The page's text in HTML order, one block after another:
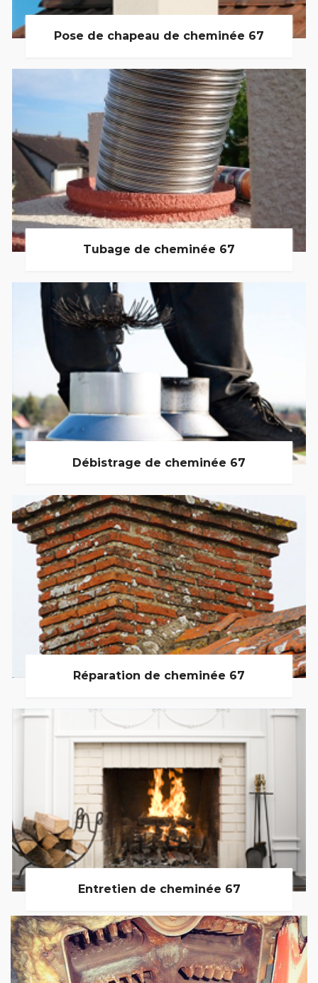
Pose de chapeau de cheminée 67
Tubage de cheminée 67
Débistrage de cheminée 67
Réparation de cheminée 67
Entretien de cheminée 67